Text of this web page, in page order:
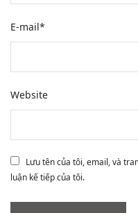
E-mail*
Website
Lưu tên của tôi, email, và
luận kế tiếp của tôi.